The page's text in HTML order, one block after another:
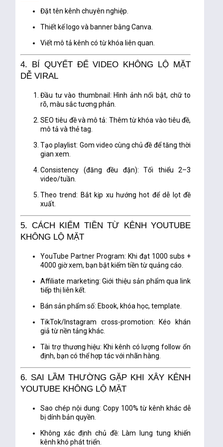
Đặt tên kênh chuyên nghiệp.
Thiết kế logo và banner bằng Canva.
Viết mô tả kênh có từ khóa liên quan.
4. BÍ QUYẾT ĐỂ VIDEO KHÔNG LỘ MẶT
DỄ VIRAL
Đầu tư vào thumbnail : Hình ảnh nổi bật, chữ to
rõ, màu sắc tương phản.
SEO tiêu đề và mô tả: Thêm từ khóa vào tiêu đề,
mô tả và thẻ tag.
Tạo playlist: Gom video cùng chủ đề để tăng thời
gian xem.
Consistency (đăng đều đặn): Tối thiểu 2–3
video/tuần.
Theo trend: Bắt kịp xu hướng hot để dễ lọt đề
xuất.
5. CÁCH KIẾM TIỀN TỪ KÊNH YOUTUBE
KHÔNG LỘ MẶT
YouTube Partner Program: Khi đạt 1000 subs +
4000 giờ xem, bạn bật kiếm tiền từ quảng cáo.
Affiliate marketing: Giới thiệu sản phẩm qua link
tiếp thị liên kết.
Bán sản phẩm số: Ebook, khóa học, template.
TikTok/Instagram cross-promotion: Kéo khán
giả từ nền tảng khác.
Tài trợ thương hiệu: Khi kênh có lượng follow ổn
định, bạn có thể hợp tác với nhãn hàng.
6. SAI LẦM THƯỜNG GẶP KHI XÂY KÊNH
YOUTUBE KHÔNG LỘ MẶT
Sao chép nội dung: Copy 100% từ kênh khác dễ
bị dính bản quyền.
Không xác định chủ đề: Làm lung tung khiến
kênh khó phát triển.